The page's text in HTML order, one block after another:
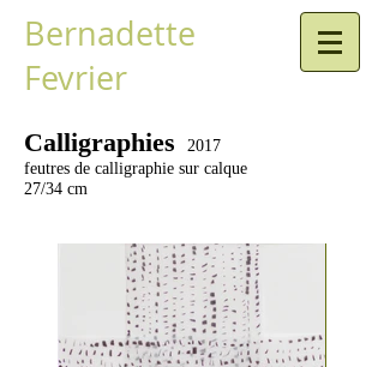
Bernadette
Fevrier
Calligraphies
2017
feutres de calligraphie sur calque
27/34 cm